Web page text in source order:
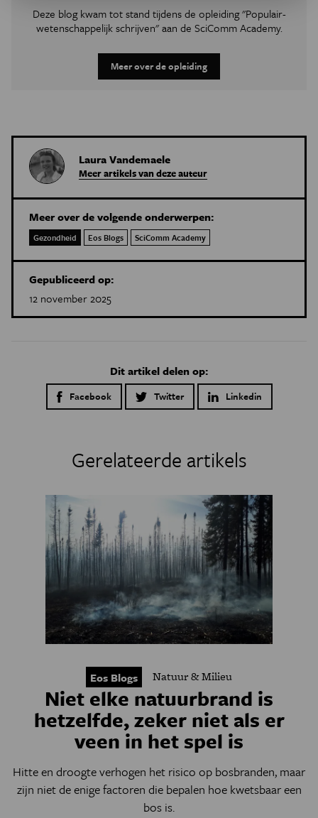
Deze blog kwam tot stand tijdens de opleiding "Populair-
wetenschappelijk schrijven" aan de SciComm Academy.
Meer over de opleiding
Laura Vandemaele
Meer artikels van deze auteur
Meer over de volgende onderwerpen:
Gezondheid Eos Blogs SciComm Academy
Gepubliceerd op:
12 november 2025
Dit artikel delen op:
Facebook Twitter Linkedin
Gerelateerde artikels
Eos Blogs Natuur & Milieu
Niet elke natuurbrand is
hetzelfde, zeker niet als er
veen in het spel is
Hitte en droogte verhogen het risico op bosbranden, maar
zijn niet de enige factoren die bepalen hoe kwetsbaar een
bos is.